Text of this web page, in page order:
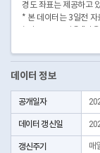
경도 좌표는 제공하고
* 본 데이터는 3일전 자
(https://
데이터 정보
공개일자
데이터 갱신일
갱신주기 매